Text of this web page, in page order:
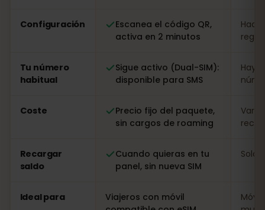
Configuración
Escanea el código QR,
activa en 2 minutos
Tu número
habitual
Sigue activo (Dual-SIM):
disponible para SMS
Hay
Coste
Precio fijo del paquete,
sin cargos de roaming
Recargar
saldo
Cuando quieras en tu
panel, sin nueva SIM
Solo
Ideal para
Viajeros con móvil